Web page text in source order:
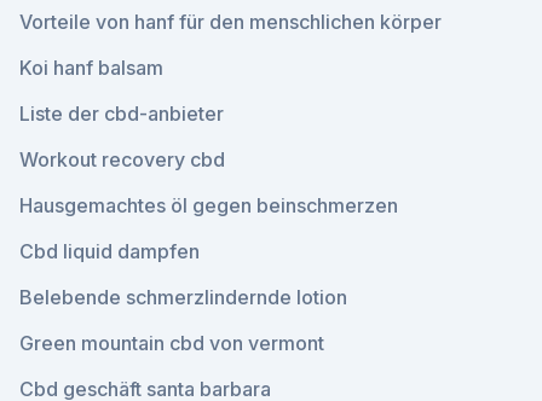
Vorteile von hanf für den menschlichen körper
Koi hanf balsam
Liste der cbd-anbieter
Workout recovery cbd
Hausgemachtes öl gegen beinschmerzen
Cbd liquid dampfen
Belebende schmerzlindernde lotion
Green mountain cbd von vermont
Cbd geschäft santa barbara